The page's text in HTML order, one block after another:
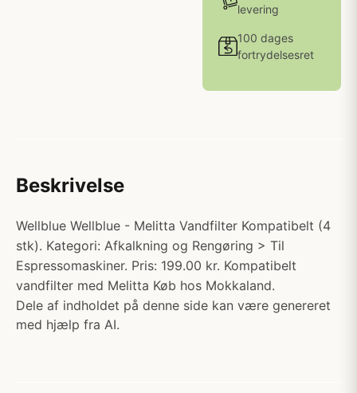
levering
100 dages
fortrydelsesret
Beskrivelse
Wellblue Wellblue - Melitta Vandfilter Kompatibelt (4
stk). Kategori: Afkalkning og Rengøring > Til
Espressomaskiner. Pris: 199.00 kr. Kompatibelt
vandfilter med Melitta Køb hos Mokkaland.
Dele af indholdet på denne side kan være genereret
med hjælp fra AI.